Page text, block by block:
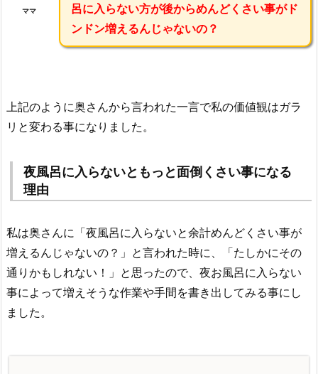
ママ
呂に入らない方が後からめんどくさい事がド
ンドン増えるんじゃないの？
上記のように奥さんから言われた一言で私の価値観はガラ
リと変わる事になりました。
夜風呂に入らないともっと面倒くさい事になる
理由
私は奥さんに「夜風呂に入らないと余計めんどくさい事が
増えるんじゃないの？」と言われた時に、「たしかにその
通りかもしれない！」と思ったので、夜お風呂に入らない
事によって増えそうな作業や手間を書き出してみる事にし
ました。